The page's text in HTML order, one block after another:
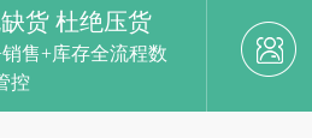
货 杜绝压货
售+库存全流程数
控